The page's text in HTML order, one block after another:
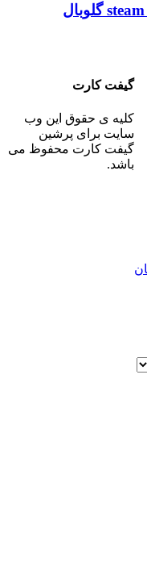
گیفت کارت
کلیه ی حقوق این وب
سایت برای پرشین
گیفت کارت محفوظ می
باشد.